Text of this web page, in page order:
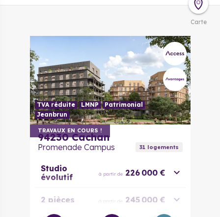
Carte
TRAVAUX EN COURS !
TVA réduite LMNP
Patrimonial
Jeanbrun
94230 Cachan
Promenade Campus 31logements
Studio
évolutif
à partir de 226 000 €
2 pièces à partir de 245 000 €